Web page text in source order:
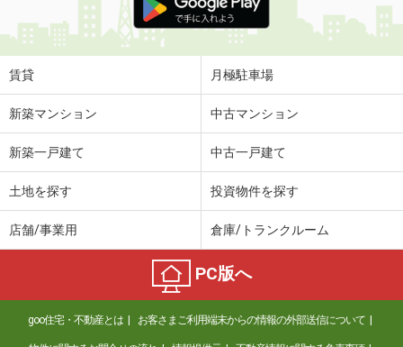
賃貸 月極駐車場
新築マンション 中古マンション
新築一戸建て 中古一戸建て
土地を探す 投資物件を探す
店舗/事業用 倉庫/トランクルーム
PC版へ
goo住宅・不動産とは お客さまご利用端末からの情報の外部送信について